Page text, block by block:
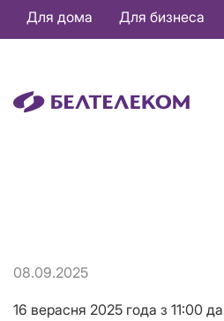
Основная
навигация
Для дома Для бизнеса
08.09.2025
16 верасня 2025 года з 11:00